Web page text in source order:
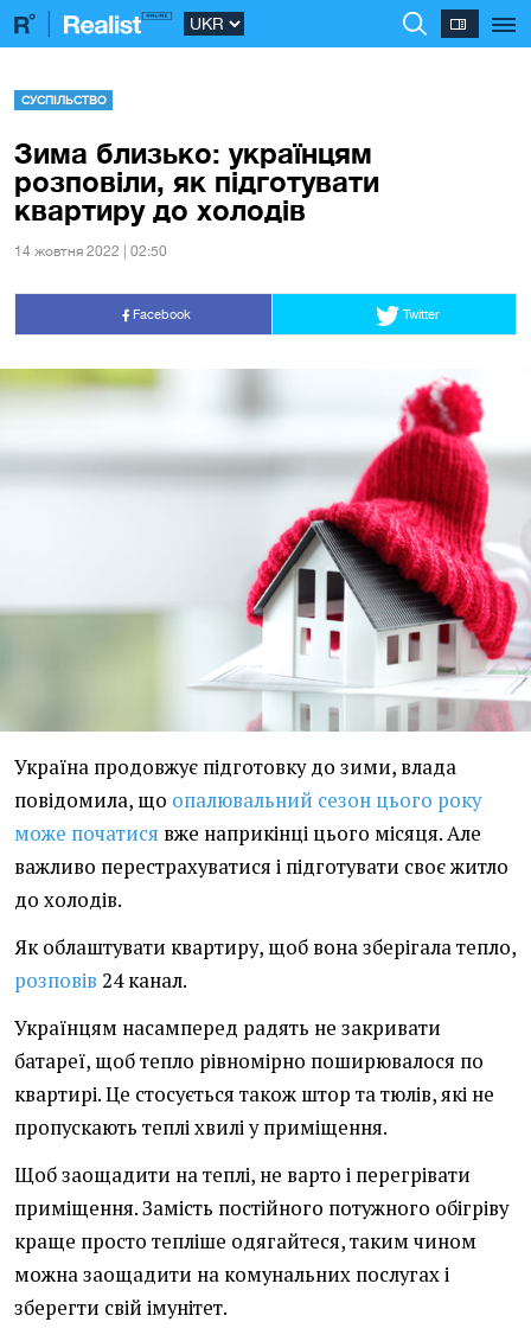
СУСПІЛЬСТВО
Зима близько: українцям
розповіли, як підготувати
квартиру до холодів
14 жовтня 2022 | 02:50
Facebook Twitter
Україна продовжує підготовку до зими, влада
повідомила, що опалювальний сезон цього року
може початися вже наприкінці цього місяця. Але
важливо перестрахуватися і підготувати своє житло
до холодів.
Як облаштувати квартиру, щоб вона зберігала тепло,
розповів 24 канал.
Українцям насамперед радять не закривати
батареї, щоб тепло рівномірно поширювалося по
квартирі. Це стосується також штор та тюлів, які не
пропускають теплі хвилі у приміщення.
Щоб заощадити на теплі, не варто і перегрівати
приміщення. Замість постійного потужного обігріву
краще просто тепліше одягайтеся, таким чином
можна заощадити на комунальних послугах і
зберегти свій імунітет.